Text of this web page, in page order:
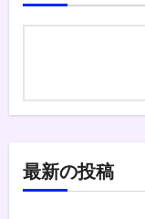
最新の投稿